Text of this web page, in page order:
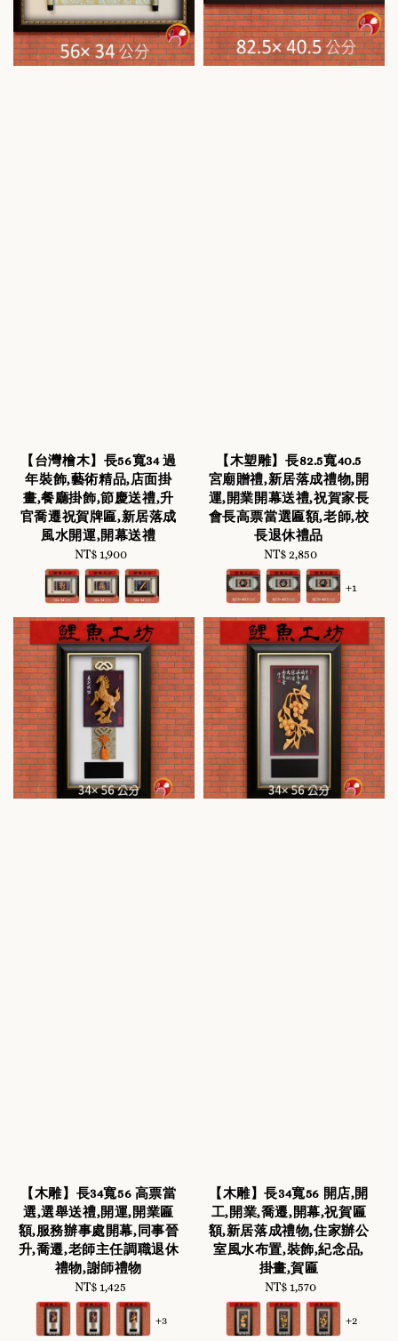
【台灣檜木】長56寬34 過
年裝飾,藝術精品,店面掛
畫,餐廳掛飾,節慶送禮,升
官喬遷祝賀牌匾,新居落成
風水開運,開幕送禮
Regular
price
NT$ 1,900
【木塑雕】長82.5寬40.5
宮廟贈禮,新居落成禮物,開
運,開業開幕送禮,祝賀家長
會長高票當選匾額,老師,校
長退休禮品
Regular
price
NT$ 2,850
+1
【木雕】長34寬56 高票當
選,選舉送禮,開運,開業匾
額,服務辦事處開幕,同事晉
升,喬遷,老師主任調職退休
禮物,謝師禮物
Regular
price
NT$ 1,425
+3
【木雕】長34寬56 開店,開
工,開業,喬遷,開幕,祝賀匾
額,新居落成禮物,住家辦公
室風水布置,裝飾,紀念品,
掛畫,賀匾
Regular
price
NT$ 1,570
+2